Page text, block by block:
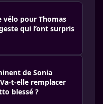
vélo pour Thomas
qui l’ont surpris
de Sonia
t-elle remplacer
blessé ?